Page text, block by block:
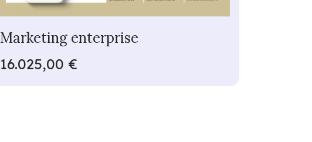
Marketing enterprise
16.025,00 €